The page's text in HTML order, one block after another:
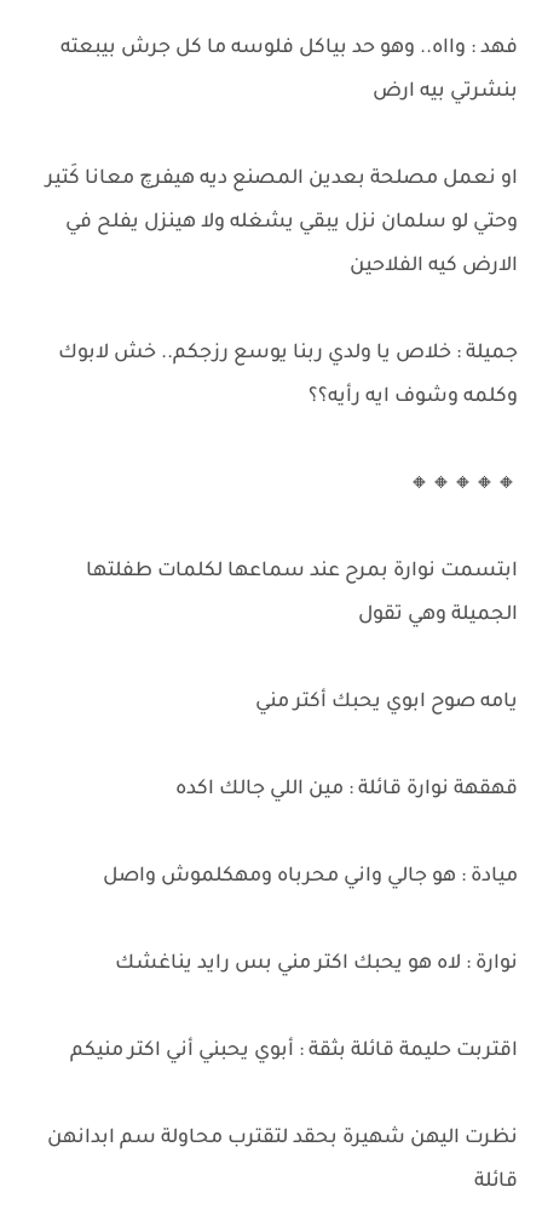
فهد : وااه.. وهو حد بياكل فلوسه ما كل جرش بيبعته
بنشرتي بيه ارض
او نعمل مصلحة بعدين المصنع ديه هيفرچ معانا كَتير
وحتي لو سلمان نزل يبقي يشغله ولا هينزل يفلح في
الارض كيه الفلاحين
جميلة : خلاص يا ولدي ربنا يوسع رزجكم.. خش لابوك
وكلمه وشوف ايه رأيه؟؟
🔸🔸🔸🔸🔸
ابتسمت نوارة بمرح عند سماعها لكلمات طفلتها
الجميلة وهي تقول
يامه صوح ابوي يحبك أكتر مني
قهقهة نوارة قائلة : مين اللي جالك اكده
ميادة : هو جالي واني محرباه ومهكلموش واصل
نوارة : لاه هو يحبك اكتر مني بس رايد يناغشك
اقتربت حليمة قائلة بثقة : أبوي يحبني أني اكتر منيكم
نظرت اليهن شهيرة بحقد لتقترب محاولة سم ابدانهن
قائلة